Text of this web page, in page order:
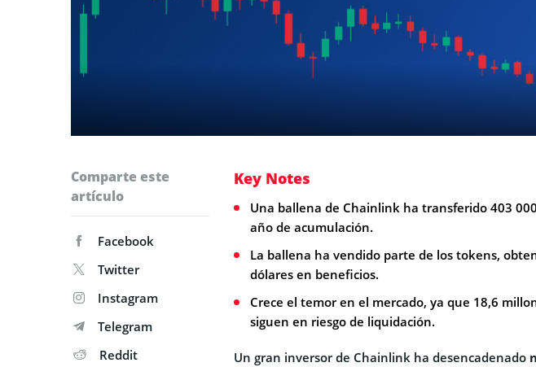
Comparte este
artículo
Facebook
Twitter
Instagram
Telegram
Reddit
Key Notes
Una ballena de Chainlink ha transferido 403
año de acumulación.
La ballena ha vendido parte de los tokens,
dólares en beneficios.
Crece el temor en el mercado, ya que 18,6
siguen en riesgo de liquidación.
Un gran inversor de Chainlink ha desencadenado